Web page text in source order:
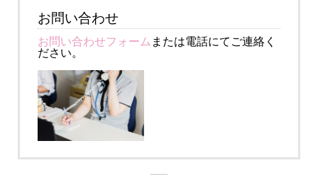
お問い合わせ
お問い合わせフォーム または電話にてご連絡く
ださい。